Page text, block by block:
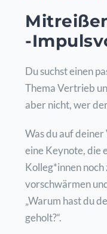
Mitre
-
Du suchst einen
Thema Vertrieb
aber nicht, wer
Was du auf
eine Keynote, die
Kolleg*innen
vorschwärmen
„Warum hast du
geholt?“.